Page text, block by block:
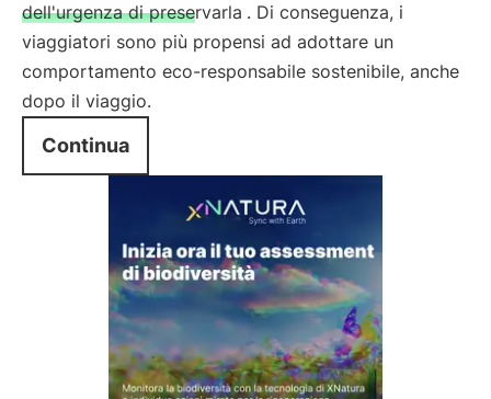
dell'urgenza di preservarla . Di conseguenza, i
viaggiatori sono più propensi ad adottare un
comportamento eco-responsabile sostenibile, anche
dopo il viaggio.
Continua